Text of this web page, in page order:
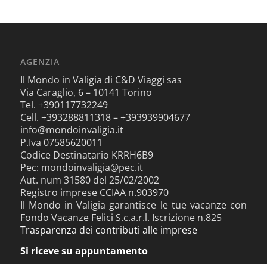
AGENZIA
Il Mondo in Valigia di C&D Viaggi sas
Via Caraglio, 6 – 10141 Torino
Tel. +390117732249
Cell. +393288811318 – +393939904677
info@mondoinvaligia.it
P.Iva 07585620011
Codice Destinatario KRRH6B9
Pec: mondoinvaligia@pec.it
Aut. num 31580 del 25/02/2002
Registro imprese CCIAA n.903970
Il Mondo in Valigia garantisce le tue vacanze con
Fondo Vacanze Felici S.c.a.r.l. Iscrizione n.825
Trasparenza dei contributi alle imprese
Si riceve su appuntamento